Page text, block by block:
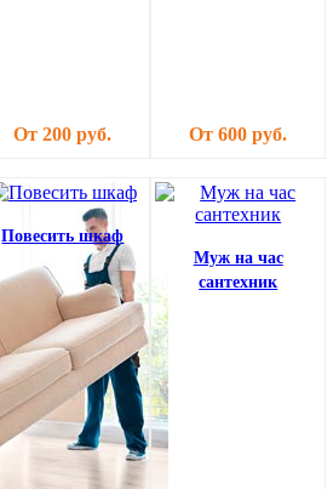
От 200 руб. От 600 руб.
Повесить шкаф
Муж на час
сантехник